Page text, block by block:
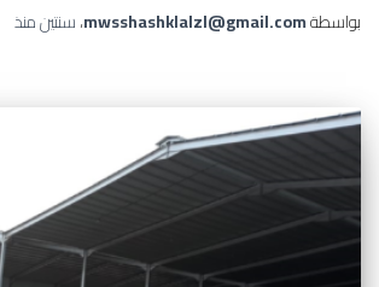
بواسطةmwsshashklalzl@gmail.com،سنتينمنذ